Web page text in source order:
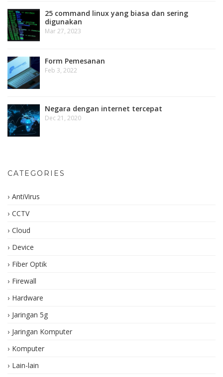
25 command linux yang biasa dan sering
digunakan
Mar 27, 2023
Form Pemesanan
Feb 3, 2022
Negara dengan internet tercepat
Dec 21, 2020
CATEGORIES
AntiVirus
CCTV
Cloud
Device
Fiber Optik
Firewall
Hardware
Jaringan 5g
Jaringan Komputer
Komputer
Lain-lain